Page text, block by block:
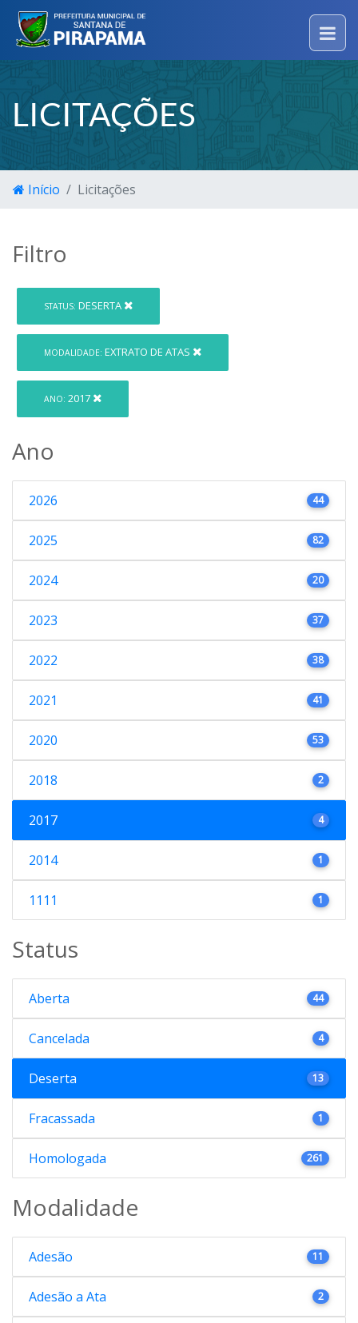
LICITAÇÕES
Início Licitações
Filtro
STATUS: DESERTA
MODALIDADE: EXTRATO DE ATAS
ANO: 2017
Ano
2026 44
2025 82
2024 20
2023 37
2022 38
2021 41
2020 53
2018 2
2017 4
2014 1
1111 1
Status
Aberta 44
Cancelada 4
Deserta 13
Fracassada 1
Homologada 261
Modalidade
Adesão 11
Adesão a Ata 2